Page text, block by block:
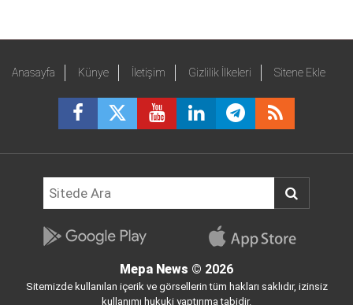
Anasayfa Künye İletişim Gizlilik İlkeleri Sitene Ekle
Mepa News © 2026
Sitemizde kullanılan içerik ve görsellerin tüm hakları saklıdır, izinsiz
kullanımı hukuki yaptırıma tabidir.